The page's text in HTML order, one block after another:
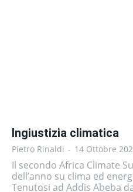
Ingiustizia climatica
Pietro Rinaldi - 14 Ottobre
Il secondo Africa Climate
dell’anno su clima ed
Tenutosi ad Addis Abeba